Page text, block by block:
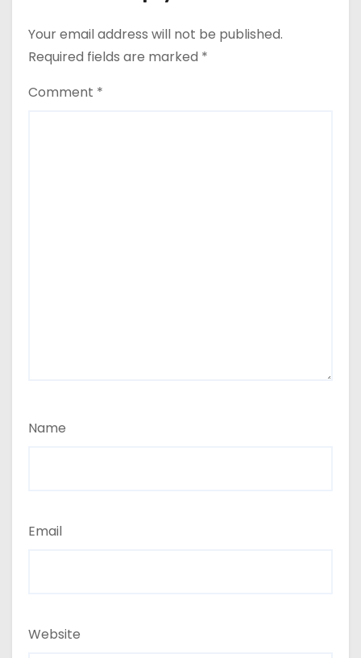
Your email address will not be published.
Required fields are marked *
Comment *
Name
Email
Website